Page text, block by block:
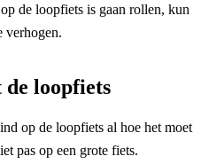
de loopfiets is gaan rollen, kun
verhogen.
de loopfiets
op de loopfiets al hoe het moet
pas op een grote fiets.